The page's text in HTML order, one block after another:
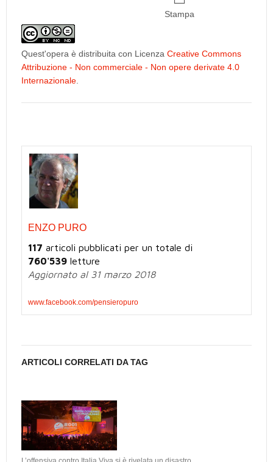
Stampa
Quest'opera è distribuita con Licenza Creative Commons
Attribuzione - Non commerciale - Non opere derivate 4.0
Internazionale
ENZO PURO
117 articoli pubblicati per un totale di
760'539 letture
Aggiornato al 31 marzo 2018
www.facebook.com/pensieropuro
ARTICOLI CORRELATI DA TAG